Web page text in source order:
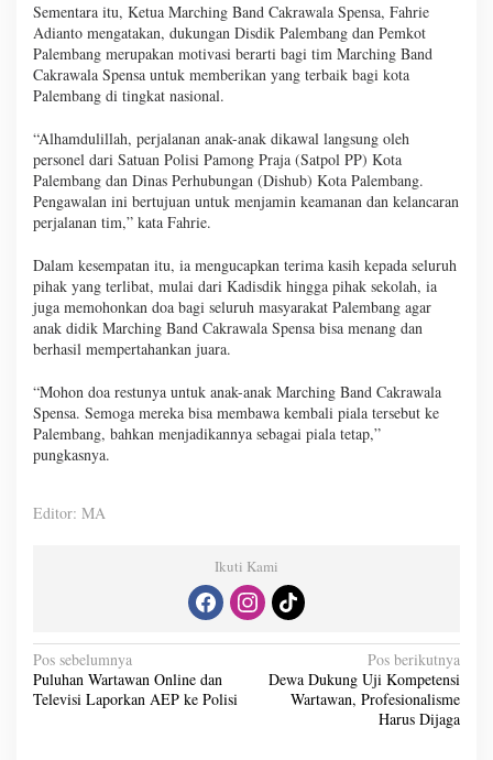
Sementara itu, Ketua Marching Band Cakrawala Spensa, Fahrie
Adianto mengatakan, dukungan Disdik Palembang dan Pemkot
Palembang merupakan motivasi berarti bagi tim Marching Band
Cakrawala Spensa untuk memberikan yang terbaik bagi kota
Palembang di tingkat nasional.
“Alhamdulillah, perjalanan anak-anak dikawal langsung oleh
personel dari Satuan Polisi Pamong Praja (Satpol PP) Kota
Palembang dan Dinas Perhubungan (Dishub) Kota Palembang.
Pengawalan ini bertujuan untuk menjamin keamanan dan kelancaran
perjalanan tim,” kata Fahrie.
Dalam kesempatan itu, ia mengucapkan terima kasih kepada seluruh
pihak yang terlibat, mulai dari Kadisdik hingga pihak sekolah, ia
juga memohonkan doa bagi seluruh masyarakat Palembang agar
anak didik Marching Band Cakrawala Spensa bisa menang dan
berhasil mempertahankan juara.
“Mohon doa restunya untuk anak-anak Marching Band Cakrawala
Spensa. Semoga mereka bisa membawa kembali piala tersebut ke
Palembang, bahkan menjadikannya sebagai piala tetap,”
pungkasnya.
Editor: MA
Ikuti Kami
N
a
Pos sebelumnya
Puluhan Wartawan Online dan
Televisi Laporkan AEP ke Polisi
Pos berikutnya
Dewa Dukung Uji Kompetensi
Wartawan, Profesionalisme
Harus Dijaga